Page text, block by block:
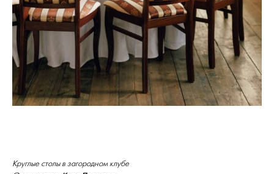
Круглые столы в загородном клубе